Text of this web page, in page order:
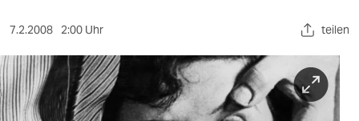
kultur
sport
berlin
7.2.2008 2:00 Uhr teilen